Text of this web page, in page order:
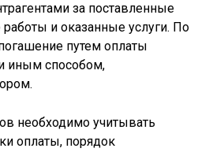
за поставленные
и оказанные услуги. По
путем оплаты
иным способом,
необходимо учитывать
оплаты, порядок